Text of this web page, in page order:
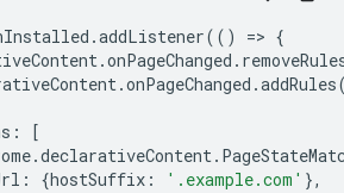
.addListener(() => {
.onPageChanged .
.onPageChanged .addRules
:
[
.declarativeContent.
: {hostSuffix : '.example.com' },